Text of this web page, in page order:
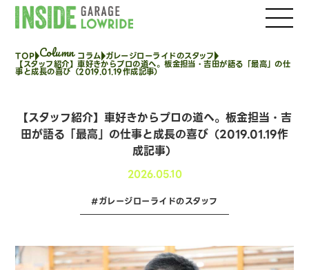
INSIDE GARAGE LOWRIDE
TOP Column コラム ガレージローライドのスタッフ
【スタッフ紹介】車好きからプロの道へ。板金担当・吉田が語る「最高」の仕
事と成長の喜び（2019.01.19作成記事）
【スタッフ紹介】車好きからプロの道へ。板金担当・吉
田が語る「最高」の仕事と成長の喜び（2019.01.19作
成記事）
2026.05.10
#ガレージローライドのスタッフ